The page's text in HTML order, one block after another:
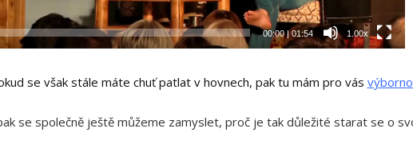
00:00|01:54 1.00x
se však stále máte chuť patlat v hovnech, pak tu mám pro vás
se společně ještě můžeme zamyslet, proč je tak důležité starat se o